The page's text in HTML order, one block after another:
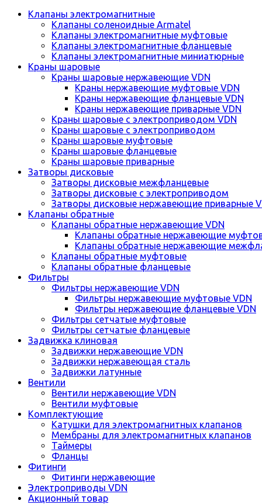
Клапаны электромагнитные
Клапаны соленоидные Armatel
Клапаны электромагнитные муфтовые
Клапаны электромагнитные фланцевые
Клапаны электромагнитные миниатюрные
Краны шаровые
Краны шаровые нержавеющие VDN
Краны нержавеющие муфтовые VDN
Краны нержавеющие фланцевые VDN
Краны нержавеющие приварные VDN
Краны шаровые с электроприводом VDN
Краны шаровые с электроприводом
Краны шаровые муфтовые
Краны шаровые фланцевые
Краны шаровые приварные
Затворы дисковые
Затворы дисковые межфланцевые
Затворы дисковые с электроприводом
Затворы дисковые нержавеющие приварные
Клапаны обратные
Клапаны обратные нержавеющие VDN
Клапаны обратные нержавеющие
Клапаны обратные нержавеющие
Клапаны обратные муфтовые
Клапаны обратные фланцевые
Фильтры
Фильтры нержавеющие VDN
Фильтры нержавеющие муфтовые VDN
Фильтры нержавеющие фланцевые VDN
Фильтры сетчатые муфтовые
Фильтры сетчатые фланцевые
Задвижка клиновая
Задвижки нержавеющие VDN
Задвижки нержавеющая сталь
Задвижки латунные
Вентили
Вентили нержавеющие VDN
Вентили муфтовые
Комплектующие
Катушки для электромагнитных клапанов
Мембраны для электромагнитных клапанов
Таймеры
Фланцы
Фитинги
Фитинги нержавеющие
Электроприводы VDN
Акционный товар